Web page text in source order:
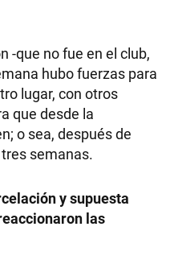
-que no fue en el club,
hubo fuerzas para
lugar, con otros
que desde la
o sea, después de
semanas.
y supuesta
las